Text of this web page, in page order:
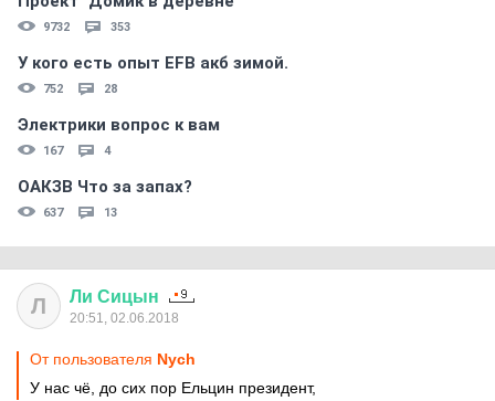
9732 353
У кого есть опыт EFB акб зимой.
752 28
Электрики вопрос к вам
167 4
ОАКЗВ Что за запах?
637 13
Л Ли Сицын
20:51, 02.06.2018
От пользователя Nych
У нас чё, до сих пор Ельцин президент,